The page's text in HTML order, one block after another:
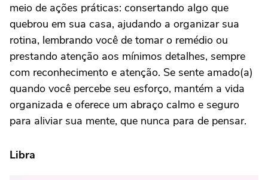
meio de ações práticas: consertando algo que
quebrou em sua casa, ajudando a organizar sua
rotina, lembrando você de tomar o remédio ou
prestando atenção aos mínimos detalhes, sempre
com reconhecimento e atenção. Se sente amado(a)
quando você percebe seu esforço, mantém a vida
organizada e oferece um abraço calmo e seguro
para aliviar sua mente, que nunca para de pensar.
Libra